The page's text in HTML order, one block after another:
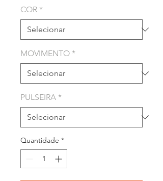
COR *
MOVIMENTO *
PULSEIRA *
Quantidade *